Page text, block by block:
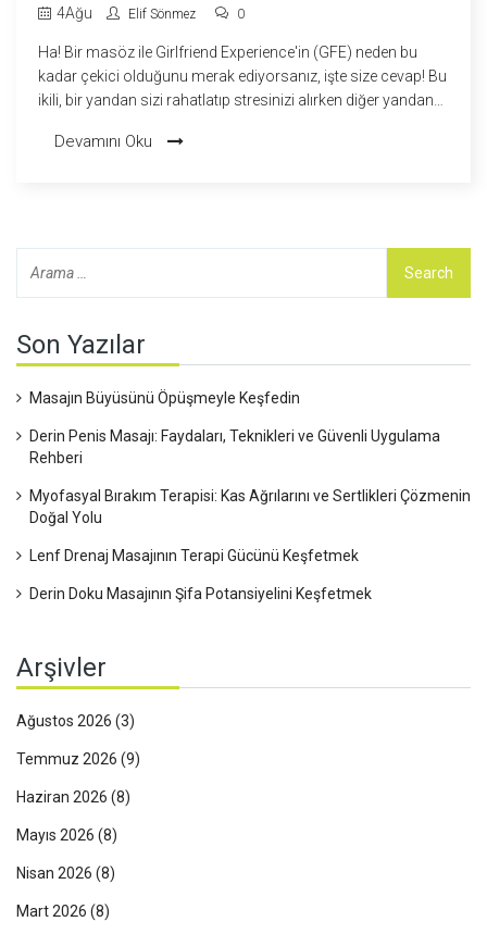
4Ağu Elif Sönmez 0
Ha! Bir masöz ile Girlfriend Experience'in (GFE) neden bu
kadar çekici olduğunu merak ediyorsanız, işte size cevap! Bu
ikili, bir yandan sizi rahatlatıp stresinizi alırken diğer yandan
bedeninizin hem de ruhunuzun tatmin olduğunu
Devamını Oku
Son Yazılar
Masajın Büyüsünü Öpüşmeyle Keşfedin
Derin Penis Masajı: Faydaları, Teknikleri ve Güvenli Uygulama
Rehberi
Myofasyal Bırakım Terapisi: Kas Ağrılarını ve Sertlikleri Çözmenin
Doğal Yolu
Lenf Drenaj Masajının Terapi Gücünü Keşfetmek
Derin Doku Masajının Şifa Potansiyelini Keşfetmek
Arşivler
Ağustos 2026 (3)
Temmuz 2026 (9)
Haziran 2026 (8)
Mayıs 2026 (8)
Nisan 2026 (8)
Mart 2026 (8)